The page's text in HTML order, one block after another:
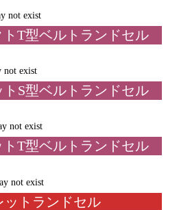
not exist
T型ベルトランドセル
not exist
S型ベルトランドセル
not exist
T型ベルトランドセル
not exist
ットランドセル